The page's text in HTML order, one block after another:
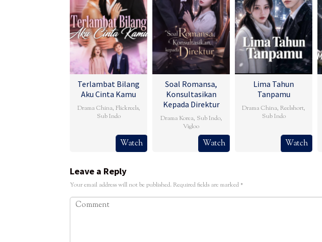
Terlambat Bilang
Aku Cinta Kamu
Drama China, Flickreels,
Sub Indo
Watch
Soal Romansa,
Konsultasikan
Kepada Direktur
Drama Korea, Sub Indo,
Vigloo
Watch
Lima Tahun
Tanpamu
Drama China, Reelshort,
Sub Indo
Watch
Leave a Reply
Your email address will not be published. Required fields are marked*